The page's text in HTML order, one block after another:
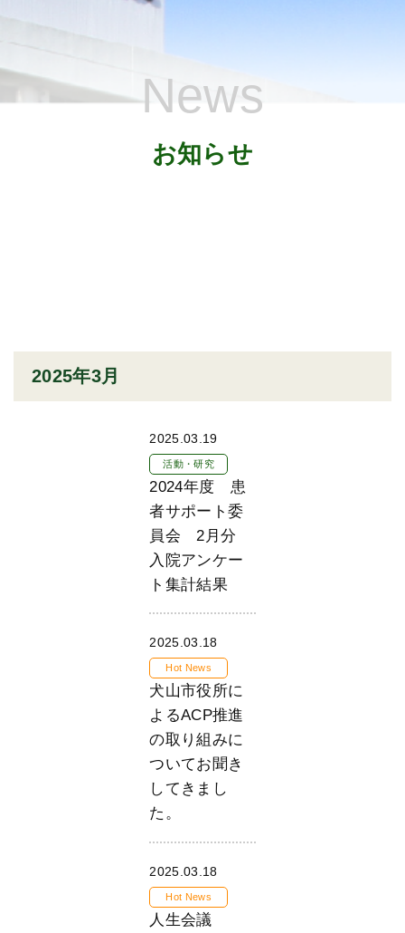
News
お知らせ
2025年3月
2025.03.19
活動・研究
2024年度 患
者サポート委
員会 2月分
入院アンケー
ト集計結果
2025.03.18
Hot News
犬山市役所に
よるACP推進
の取り組みに
ついてお聞き
してきまし
た。
2025.03.18
Hot News
人生会議